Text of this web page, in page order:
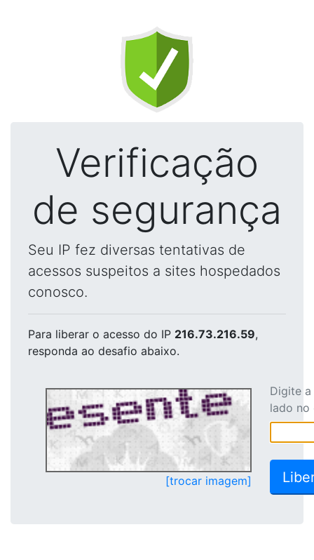
Verificação
de segurança
Seu IP fez diversas tentativas de
acessos suspeitos a sites hospedados
conosco.
Para liberar o acesso do IP 216.73.216.59,
responda ao desafio abaixo.
[trocar imagem]
Digite
lado no